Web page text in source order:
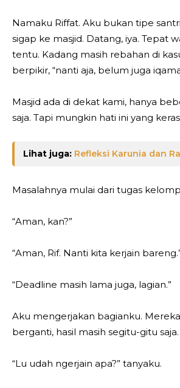
Namaku Riffat. Aku bukan tipe
sigap ke masjid. Datang, iya. Tepat
tentu. Kadang masih rebahan di
berpikir, “nanti aja, belum juga
Masjid ada di dekat kami, hanya
saja. Tapi mungkin hati ini yang
Lihat juga: Refleksi Karunia dan
Masalahnya mulai dari tugas
“Aman, kan?”
“Aman, Rif. Nanti kita kerjain
“Deadline masih lama juga, lagian.”
Aku mengerjakan bagianku.
berganti, hasil masih segitu-gitu saja.
“Lu udah ngerjain apa?” tanyaku.